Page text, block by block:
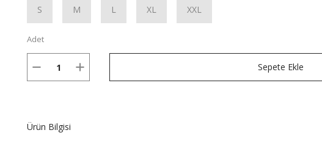
S M L XL XXL
Adet
Sepete Ekle
Ürün Bilgisi